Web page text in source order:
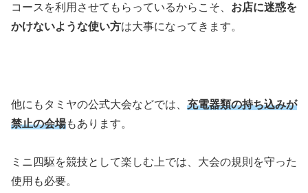
コースを利用させてもらっているからこそ、 お店に迷惑を
かけないような使い方は大事になってきます。
他にもタミヤの公式大会などでは、 充電器類の持ち込みが
禁止の会場もあります。
ミニ四駆を競技として楽しむ上では、大会の規則を守った
使用も必要。